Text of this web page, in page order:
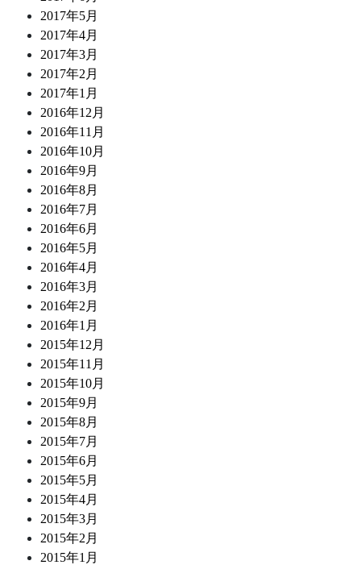
2017年5月
2017年4月
2017年3月
2017年2月
2017年1月
2016年12月
2016年11月
2016年10月
2016年9月
2016年8月
2016年7月
2016年6月
2016年5月
2016年4月
2016年3月
2016年2月
2016年1月
2015年12月
2015年11月
2015年10月
2015年9月
2015年8月
2015年7月
2015年6月
2015年5月
2015年4月
2015年3月
2015年2月
2015年1月